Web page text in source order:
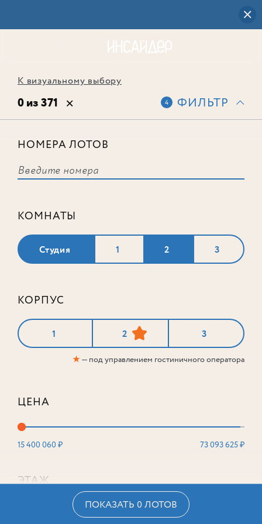
К визуальному выбору
0 из 371 4 ФИЛЬТР
НОМЕРА ЛОТОВ
КОМНАТЫ
Студия 1 2 3
КОРПУС
1 2 3
★— под управлением гостиничного оператора
ЦЕНА
15 400 060 ₽ 73 093 625 ₽
ЭТАЖ
ПОКАЗАТЬ 0 ЛОТОВ
соответствует ни одного лота